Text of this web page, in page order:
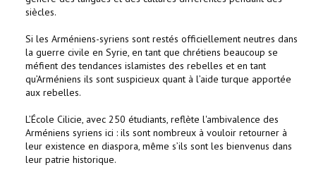
siècles.
Si les Arméniens-syriens sont restés officiellement neutres dans
la guerre civile en Syrie, en tant que chrétiens beaucoup se
méfient des tendances islamistes des rebelles et en tant
qu’Arméniens ils sont suspicieux quant à l’aide turque apportée
aux rebelles.
L’École Cilicie, avec 250 étudiants, reflète l'ambivalence des
Arméniens syriens ici : ils sont nombreux à vouloir retourner à
leur existence en diaspora, même s’ils sont les bienvenus dans
leur patrie historique.